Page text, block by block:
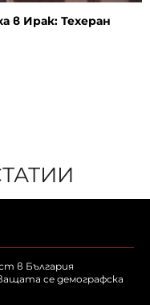
в Ирак: Техеран
в България
се демографска